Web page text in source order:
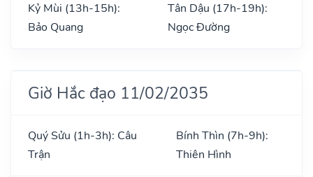
Kỷ Mùi (13h-15h):
Bảo Quang
Tân Dậu (17h-19h):
Ngọc Đường
Giờ Hắc đạo 11/02/2035
Quý Sửu (1h-3h): Câu
Trận
Bính Thìn (7h-9h):
Thiên Hình